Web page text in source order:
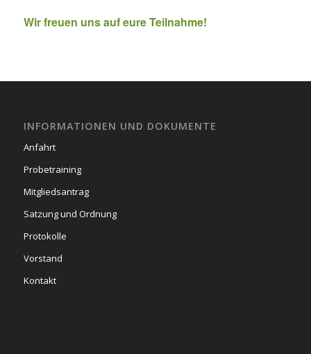
Wir freuen uns auf eure Teilnahme!
INFORMATIONEN UND DOKUMENTE
Anfahrt
Probetraining
Mitgliedsantrag
Satzung und Ordnung
Protokolle
Vorstand
Kontakt